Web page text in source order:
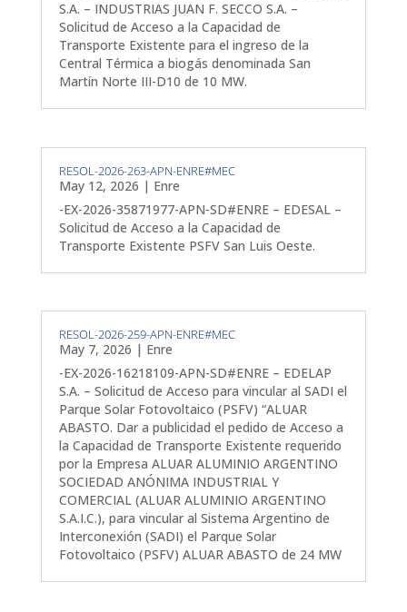
S.A. – INDUSTRIAS JUAN F. SECCO S.A. –
Solicitud de Acceso a la Capacidad de
Transporte Existente para el ingreso de la
Central Térmica a biogás denominada San
Martín Norte III-D10 de 10 MW.
RESOL-2026-263-APN-ENRE#MEC
May 12, 2026 | Enre
-EX-2026-35871977-APN-SD#ENRE – EDESAL –
Solicitud de Acceso a la Capacidad de
Transporte Existente PSFV San Luis Oeste.
RESOL-2026-259-APN-ENRE#MEC
May 7, 2026 | Enre
-EX-2026-16218109-APN-SD#ENRE – EDELAP
S.A. – Solicitud de Acceso para vincular al SADI el
Parque Solar Fotovoltaico (PSFV) “ALUAR
ABASTO. Dar a publicidad el pedido de Acceso a
la Capacidad de Transporte Existente requerido
por la Empresa ALUAR ALUMINIO ARGENTINO
SOCIEDAD ANÓNIMA INDUSTRIAL Y
COMERCIAL (ALUAR ALUMINIO ARGENTINO
S.A.I.C.), para vincular al Sistema Argentino de
Interconexión (SADI) el Parque Solar
Fotovoltaico (PSFV) ALUAR ABASTO de 24 MW